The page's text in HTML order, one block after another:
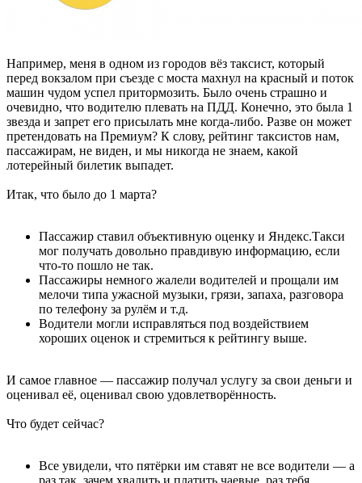
Например, меня в одном из городов вёз таксист, который
перед вокзалом при съезде с моста махнул на красный и поток
машин чудом успел притормозить. Было очень страшно и
очевидно, что водителю плевать на ПДД. Конечно, это была 1
звезда и запрет его присылать мне когда-либо. Разве он может
претендовать на Премиум? К слову, рейтинг таксистов нам,
пассажирам, не виден, и мы никогда не знаем, какой
лотерейный билетик выпадет.
Итак, что было до 1 марта?
Пассажир ставил объективную оценку и Яндекс.Такси
мог получать довольно правдивую информацию, если
что-то пошло не так.
Пассажиры немного жалели водителей и прощали им
мелочи типа ужасной музыки, грязи, запаха, разговора
по телефону за рулём и т.д.
Водители могли исправляться под воздействием
хороших оценок и стремиться к рейтингу выше.
И самое главное — пассажир получал услугу за свои деньги и
оценивал её, оценивал свою удовлетворённость.
Что будет сейчас?
Все увидели, что пятёрки им ставят не все водители — а
раз так, зачем хвалить и платить чаевые, раз тебя